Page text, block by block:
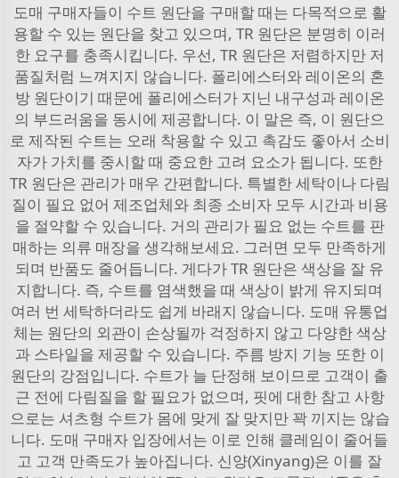
도매 구매자들이 수트 원단을 구매할 때는 다목적으로 활
용할 수 있는 원단을 찾고 있으며, TR 원단은 분명히 이러
한 요구를 충족시킵니다. 우선, TR 원단은 저렴하지만 저
품질처럼 느껴지지 않습니다. 폴리에스터와 레이온의 혼
방 원단이기 때문에 폴리에스터가 지닌 내구성과 레이온
의 부드러움을 동시에 제공합니다. 이 말은 즉, 이 원단으
로 제작된 수트는 오래 착용할 수 있고 촉감도 좋아서 소비
자가 가치를 중시할 때 중요한 고려 요소가 됩니다. 또한
TR 원단은 관리가 매우 간편합니다. 특별한 세탁이나 다림
질이 필요 없어 제조업체와 최종 소비자 모두 시간과 비용
을 절약할 수 있습니다. 거의 관리가 필요 없는 수트를 판
매하는 의류 매장을 생각해보세요. 그러면 모두 만족하게
되며 반품도 줄어듭니다. 게다가 TR 원단은 색상을 잘 유
지합니다. 즉, 수트를 염색했을 때 색상이 밝게 유지되며
여러 번 세탁하더라도 쉽게 바래지 않습니다. 도매 유통업
체는 원단의 외관이 손상될까 걱정하지 않고 다양한 색상
과 스타일을 제공할 수 있습니다. 주름 방지 기능 또한 이
원단의 강점입니다. 수트가 늘 단정해 보이므로 고객이 출
근 전에 다림질을 할 필요가 없으며, 핏에 대한 참고 사항
으로는 셔츠형 수트가 몸에 맞게 잘 맞지만 꽉 끼지는 않습
니다. 도매 구매자 입장에서는 이로 인해 클레임이 줄어들
고 고객 만족도가 높아집니다. 신양(Xinyang)은 이를 잘